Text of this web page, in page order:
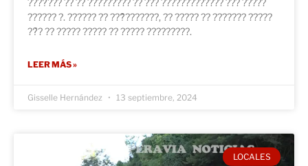
????́??? ?? ?? ????????? ?? ??? ????????????? ??? ?????
?????? ?. ?????? ?? ???̃???????, ?? ????? ?? ??????? ?????
??́? ?? ????? ????? ?? ????? ?????????.
LEER MÁS »
Gisselle Hernández 13 septiembre, 2024
LOCALES